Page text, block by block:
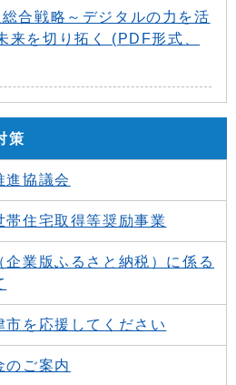
合戦略～デジタルの力を活
来を切り拓く (PDF形式、
策
進協議会
帯住宅取得等奨励事業
業版ふるさと納税）に係る
を応援してください
のご案内